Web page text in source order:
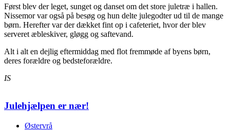
Først blev der leget, sunget og danset om det store juletræ i hallen.
Nissemor var også på besøg og hun delte julegodter ud til de mange
børn. Herefter var der dækket fint op i cafeteriet, hvor der blev
serveret æbleskiver, gløgg og saftevand.
Alt i alt en dejlig eftermiddag med flot fremmøde af byens børn,
deres forældre og bedsteforældre.
IS
Julehjælpen er nær!
Østervrå